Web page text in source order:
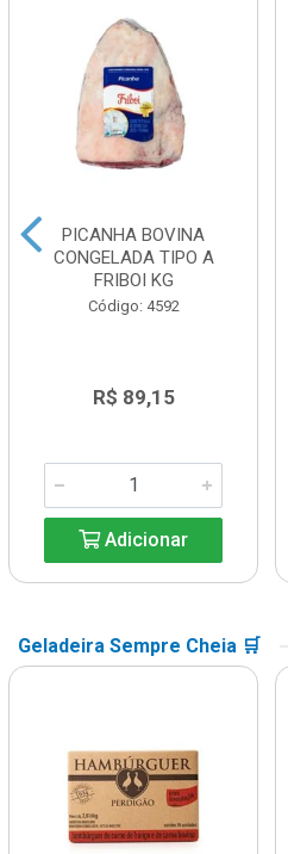
PICANHA BOVINA
CONGELADA TIPO A
FRIBOI KG
Código: 4592
R$ 89,15
Adicionar
Geladeira Sempre Cheia 🛒